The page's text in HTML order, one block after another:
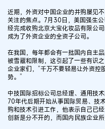
近期，外资对中国企业的并购屡见
关注的焦点。7月30日，美国强生
经完成收购北京大宝化妆品有限公
成为了外资企业的全资子公司。
在我国，每年都会有一批国内自主
被雪藏和限制，这引起了一些有识
企业家们，“千万不要轻易让外资控
势。”
中技国际招标公司总经理、通用技
70年代后期开始从事国际贸易、技
购和技术引进工作，他表示自己已
创新是分不开的，而国内民族企业